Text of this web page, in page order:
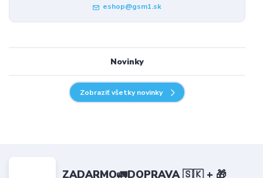
eshop@gsm1.sk
Novinky
Zobraziť všetky novinky
ZADARMO🚛DOPRAVA 🇸🇰 + 🎁